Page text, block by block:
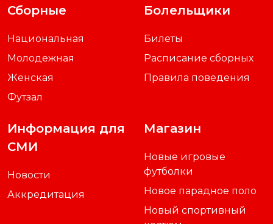
Сборные
Национальная
Молодежная
Женская
Футзал
Болельщики
Билеты
Расписание сборных
Правила поведения
Информация для
СМИ
Новости
Аккредитация
Магазин
Новые игровые
футболки
Новое парадное поло
Новый спортивный